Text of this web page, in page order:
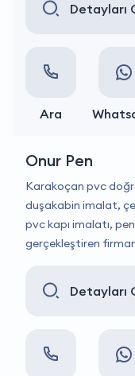
Detayları
Ara
Onur Pen
Karakoçan pvc
duşakabin imalat,
pvc kapı imalatı,
gerçekleştiren
Detayları